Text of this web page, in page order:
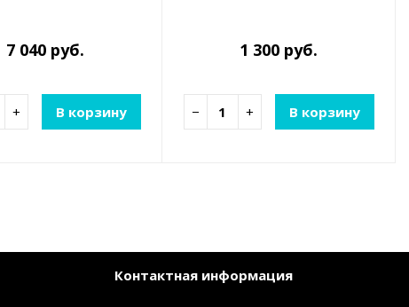
7 040 руб.
+ В корзину
1 300 руб.
− + В корзину
Контактная информация